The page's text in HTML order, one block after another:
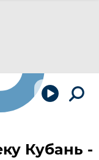
Кубань -